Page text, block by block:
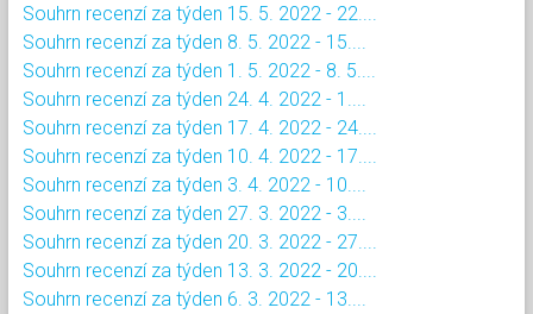
Souhrn recenzí za týden 15. 5. 2022 - 22....
Souhrn recenzí za týden 8. 5. 2022 - 15....
Souhrn recenzí za týden 1. 5. 2022 - 8. 5....
Souhrn recenzí za týden 24. 4. 2022 - 1....
Souhrn recenzí za týden 17. 4. 2022 - 24....
Souhrn recenzí za týden 10. 4. 2022 - 17....
Souhrn recenzí za týden 3. 4. 2022 - 10....
Souhrn recenzí za týden 27. 3. 2022 - 3....
Souhrn recenzí za týden 20. 3. 2022 - 27....
Souhrn recenzí za týden 13. 3. 2022 - 20....
Souhrn recenzí za týden 6. 3. 2022 - 13....